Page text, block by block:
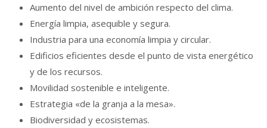
Aumento del nivel de ambición respecto del clima.
Energía limpia, asequible y segura.
Industria para una economía limpia y circular.
Edificios eficientes desde el punto de vista energético
y de los recursos.
Movilidad sostenible e inteligente.
Estrategia «de la granja a la mesa».
Biodiversidad y ecosistemas.